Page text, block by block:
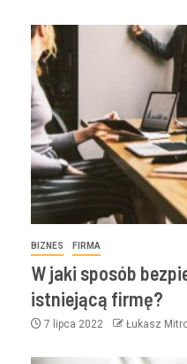
BIZNES FIRMA
W jaki sposób
istniejącą firmę?
7 lipca 2022 Łukasz